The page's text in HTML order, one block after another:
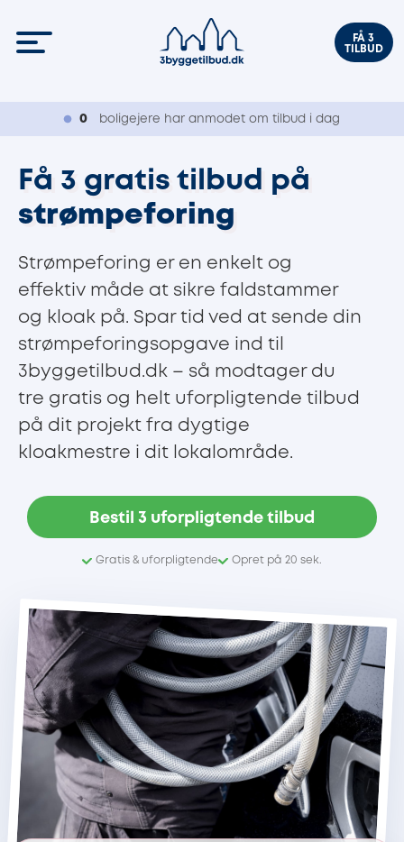
FÅ 3
TILBUD
0 boligejere har anmodet om tilbud i dag
Få 3 gratis tilbud på
strømpeforing
Strømpeforing er en enkelt og
effektiv måde at sikre faldstammer
og kloak på. Spar tid ved at sende din
strømpeforingsopgave ind til
3byggetilbud.dk – så modtager du
tre gratis og helt uforpligtende tilbud
på dit projekt fra dygtige
kloakmestre i dit lokalområde.
Bestil 3 uforpligtende tilbud
Gratis & uforpligtende Opret på 20 sek.